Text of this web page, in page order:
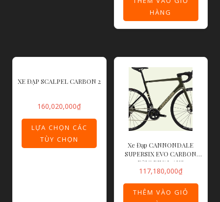
HÀNG
XE ĐẠP SCALPEL CARBON 2
160,020,000₫
LỰA CHỌN CÁC
TÙY CHỌN
Xe Đạp CANNONDALE
SUPERSIX EVO CARBON
DiSC RIVAL AXS
117,180,000₫
THÊM VÀO GIỎ